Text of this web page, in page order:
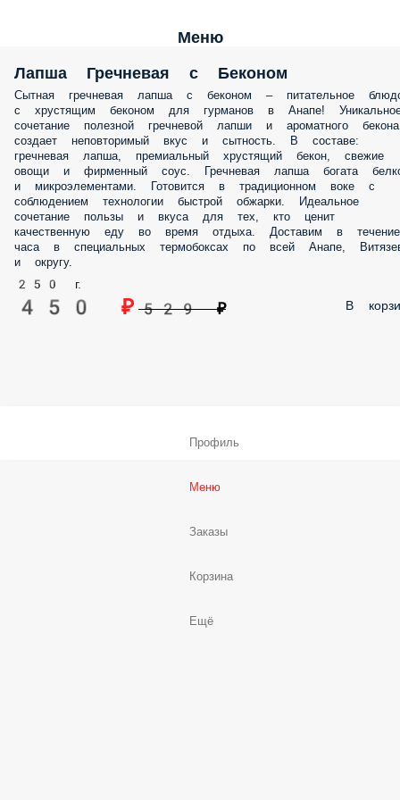
Меню
Лапша Гречневая с Беконом
Сытная гречневая лапша с беконом – питательное
блюдо с хрустящим беконом для гурманов в Анапе!
Уникальное сочетание полезной гречневой лапши и
ароматного бекона создает неповторимый вкус и
сытность. В составе: гречневая лапша, премиальный
хрустящий бекон, свежие овощи и фирменный соус.
Гречневая лапша богата белком и микроэлементами.
Готовится в традиционном воке с соблюдением
технологии быстрой обжарки. Идеальное сочетание
и вкуса для тех, кто ценит качественную еду во
время отдыха. Доставим в течение часа в
термобоксах по всей Анапе, Витязево и округу.
250 г.
450 ₽ 529 ₽ В
Профиль
Меню
Заказы
Корзина
Ещё